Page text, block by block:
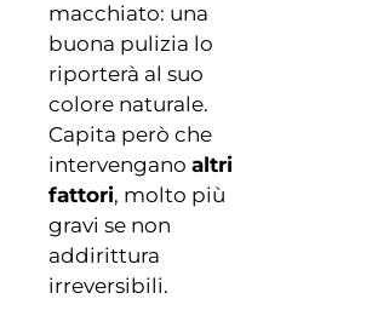
macchiato: una
buona pulizia lo
riporterà al suo
colore naturale.
Capita però che
intervengano altri
fattori, molto più
gravi se non
addirittura
irreversibili.